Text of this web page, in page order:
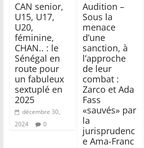
CAN senior,
U15, U17,
U20,
féminine,
CHAN.. : le
Sénégal en
route pour
un fabuleux
sextuplé en
2025
décembre 30,
2024
0
Audition –
Sous la
menace
d’une
sanction, à
l’approche
de leur
combat :
Zarco et Ada
Fass
«sauvés» par
la
jurisprudenc
e Ama-Franc